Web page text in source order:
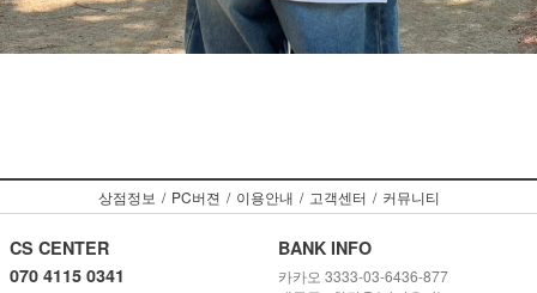
상점정보 / PC버젼 / 이용안내 / 고객센터 / 커뮤니티
CS CENTER
070 4115 0341
BANK INFO
카카오 3333-03-6436-877